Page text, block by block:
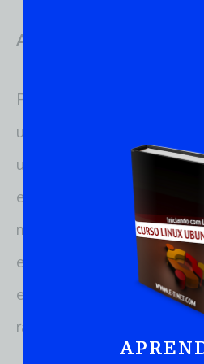
Administração de
Para administradores de
uma ferramenta
usado para verificar a
específicos antes de
manutenção, localizar
em diferentes diretórios, ou
encontrar arquivos de
rapidamente.